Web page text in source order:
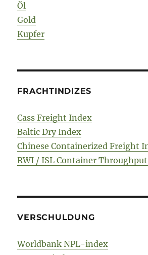
Öl
Gold
Kupfer
FRACHTINDIZES
Cass Freight Index
Baltic Dry Index
Chinese Containerized Freight
RWI / ISL Container
VERSCHULDUNG
Worldbank NPL-index